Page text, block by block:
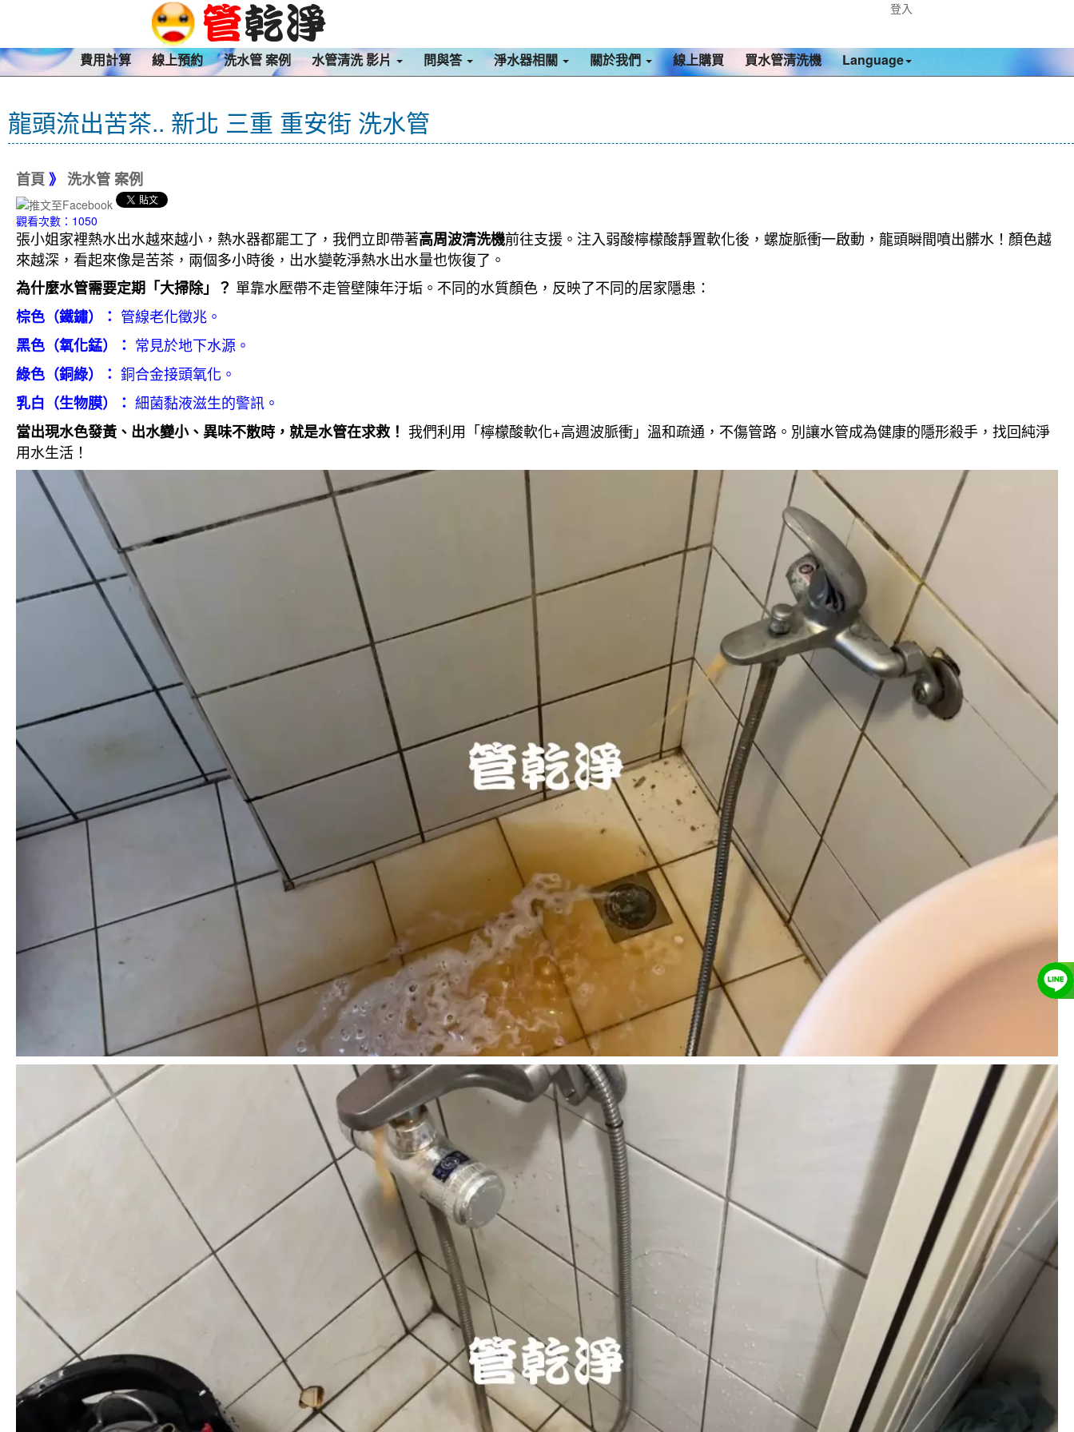
登入
費用計算 線上預約 洗水管 案例 水管清洗 影片 問與答 淨水器相關 關於我們 線上購買 買水管清洗機 Language
龍頭流出苦茶.. 新北 三重 重安街 洗水管
首頁 》 洗水管 案例
觀看次數：1050
張小姐家裡熱水出水越來越小，熱水器都罷工了，我們立即帶著高周波清洗機前往支援。注入弱酸檸檬酸靜置軟化後，螺旋脈衝一啟動，龍頭瞬間噴出髒水！顏色越
來越深，看起來像是苦茶，兩個多小時後，出水變乾淨熱水出水量也恢復了。
為什麼水管需要定期「大掃除」？ 單靠水壓帶不走管壁陳年汙垢。不同的水質顏色，反映了不同的居家隱患：
棕色（鐵鏽）： 管線老化徵兆。
黑色（氧化錳）： 常見於地下水源。
綠色（銅綠）： 銅合金接頭氧化。
乳白（生物膜）： 細菌黏液滋生的警訊。
當出現水色發黃、出水變小、異味不散時，就是水管在求救！ 我們利用「檸檬酸軟化+高週波脈衝」溫和疏通，不傷管路。別讓水管成為健康的隱形殺手，找回純淨
用水生活！